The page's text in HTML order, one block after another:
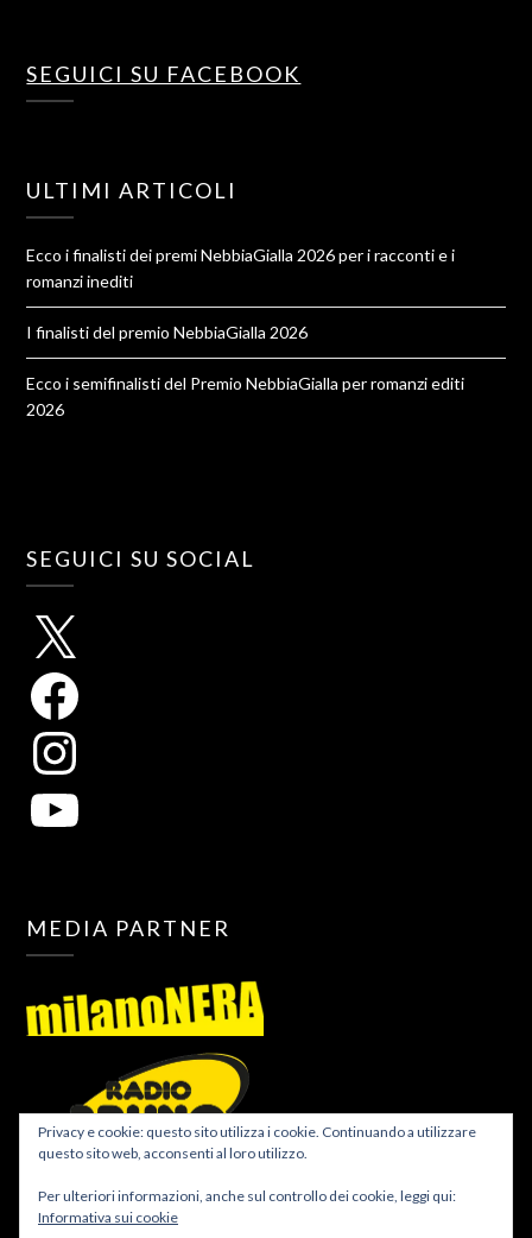
SEGUICI SU FACEBOOK
ULTIMI ARTICOLI
Ecco i finalisti dei premi NebbiaGialla 2026 per i racconti e i
romanzi inediti
I finalisti del premio NebbiaGialla 2026
Ecco i semifinalisti del Premio NebbiaGialla per romanzi editi
2026
SEGUICI SU SOCIAL
MEDIA PARTNER
Privacy e cookie: questo sito utilizza i cookie. Continuando a utilizzare
questo sito web, acconsenti al loro utilizzo.
Per ulteriori informazioni, anche sul controllo dei cookie, leggi qui:
Informativa sui cookie